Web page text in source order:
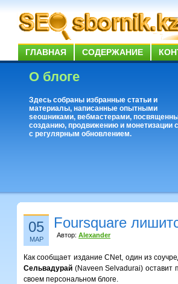
ГЛАВНАЯ СОДЕРЖАНИЕ
О блоге
Здесь собраны избранные статьи и
материалы, написанные опытными
seoшниками, вебмастерами,
созданию, продвижению и монетизации
с регулярным обновлением.
05
МАР
Foursquare
Автор: Alexander
Как сообщает издание CNet, один из
Сельвадурай (Naveen Selvadurai) оставит
своем персональном блоге.